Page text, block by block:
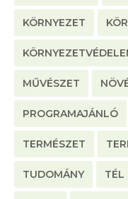
KÖRNYEZET
MŰVÉSZET
PROGRAMAJÁNLÓ
TERMÉSZET
TUDOMÁNY TÉL